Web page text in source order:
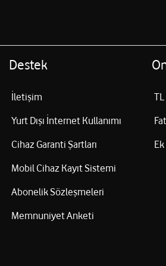
yapılır mı?
Destek
İletişim
Yurt Dışı İnternet Kullanımı
Cihaz Garanti Şartları
Mobil Cihaz Kayıt Sistemi
Abonelik Sözleşmeleri
Memnuniyet Anketi